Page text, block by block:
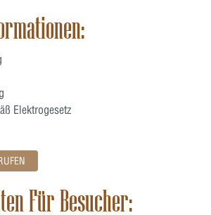
Elektrogesetz
Für Besucher: